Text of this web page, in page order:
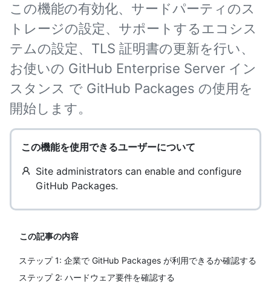
この機能の有効化、サードパーティのス
トレージの設定、サポートするエコシス
テムの設定、TLS 証明書の更新を行い、
お使いの GitHub Enterprise Server イン
スタンス で GitHub Packages の使用を
開始します。
この機能を使用できるユーザーについて
Site administrators can enable and configure
GitHub Packages.
この記事の内容
ステップ 1: 企業で GitHub Packages が利用できるか確認する
ステップ 2: ハードウェア要件を確認する